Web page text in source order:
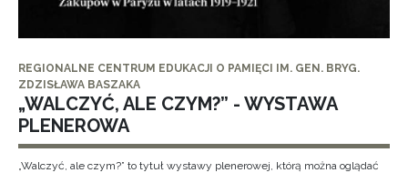
REGIONALNE CENTRUM EDUKACJI O PAMIĘCI IM. GEN. BRYG.
ZDZISŁAWA BASZAKA
„WALCZYĆ, ALE CZYM?” - WYSTAWA
PLENEROWA
„Walczyć, ale czym?” to tytuł wystawy plenerowej, którą można oglądać